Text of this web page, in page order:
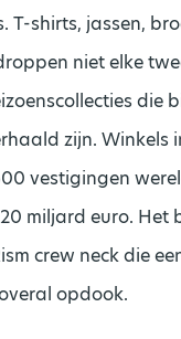
T-shirts, jassen,
niet elke
die
zijn. Winkels
vestigingen
miljard euro. Het
crew neck die
opdook.